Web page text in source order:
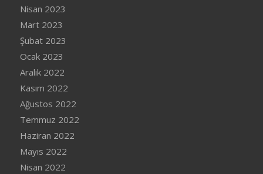
Nisan 2023
Mart 2023
Şubat 2023
Ocak 2023
Aralık 2022
Kasım 2022
Ağustos 2022
Temmuz 2022
Haziran 2022
Mayıs 2022
Nisan 2022